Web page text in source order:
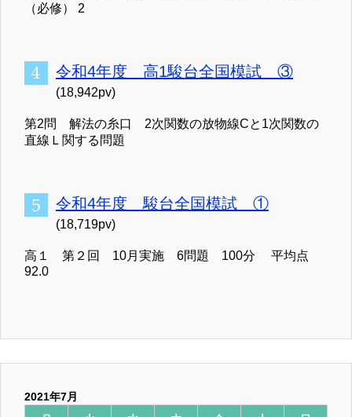
（必修） 2
令和4年度 高1駿台全国模試 ③
(18,942pv)
第2問 解法の糸口 2次関数の放物線Cと1次関数の
直線Ｌ関する問題
令和4年度 駿台全国模試 ①
(18,719pv)
高１ 第２回 10月実施 6問題 100分 平均点
92.0
2021年7月